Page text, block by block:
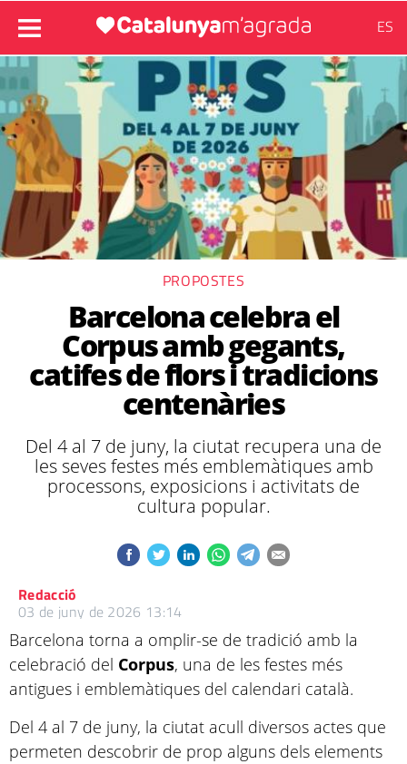
ES
PROPOSTES
Barcelona celebra el
Corpus amb gegants,
catifes de flors i tradicions
centenàries
Del 4 al 7 de juny, la ciutat recupera una de
les seves festes més emblemàtiques amb
processons, exposicions i activitats de
cultura popular.
Redacció
03 de juny de 2026 13:14
Barcelona torna a omplir-se de tradició amb la
celebració del Corpus, una de les festes més
antigues i emblemàtiques del calendari català.
Del 4 al 7 de juny, la ciutat acull diversos actes que
permeten descobrir de prop alguns dels elements